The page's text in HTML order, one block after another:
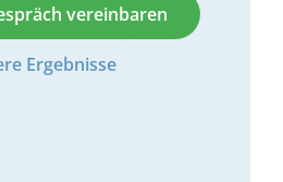
vereinbaren
Ergebnisse